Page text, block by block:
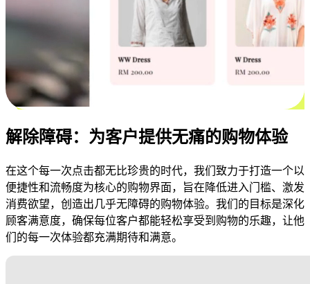
解除障碍：为客户提供无痛的购物体验
在这个每一次点击都无比珍贵的时代，我们致力于打造一个以
便捷性和流畅度为核心的购物界面，旨在降低进入门槛、激发
消费欲望，创造出几乎无障碍的购物体验。我们的目标是深化
顾客满意度，确保每位客户都能轻松享受到购物的乐趣，让他
们的每一次体验都充满期待和满意。